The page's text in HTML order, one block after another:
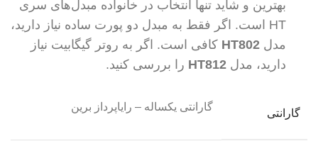
بهترین و شاید تنها انتخاب در خانواده مبدل‌های سری
HT است. اگر فقط به مبدل دو پورت ساده نیاز دارید،
مدل HT802 کافی است. اگر به روتر گیگابیت نیاز
دارید، مدل HT812 را بررسی کنید.
گارانتی
گارانتی یکساله – رایاپرداز برین